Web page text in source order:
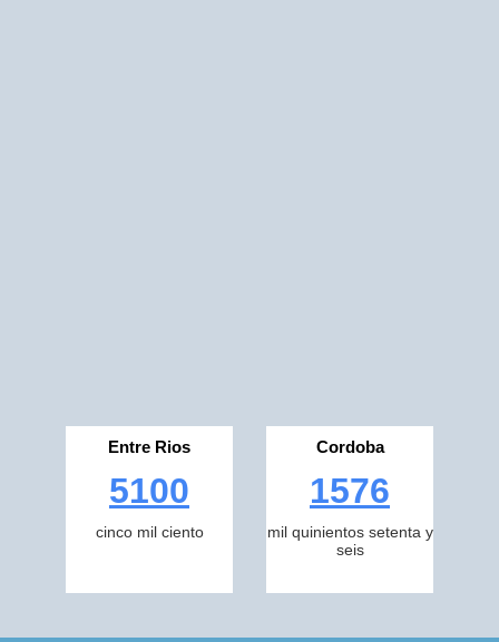
Entre Rios
5100
cinco mil ciento
Cordoba
1576
mil quinientos setenta y
seis